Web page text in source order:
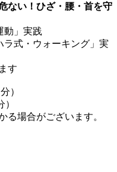
ない！ひざ・腰・首を守
動」実践
式・ウォーキング」実
す
）
場合がございます。